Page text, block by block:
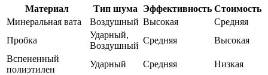
Материал Тип шума Эффективность Стоимость
Минеральная вата
Воздушный Высокая
Средняя
Пробка
Ударный,
Воздушный
Средняя
Высокая
Вспененный
полиэтилен
Ударный Средняя
Низкая